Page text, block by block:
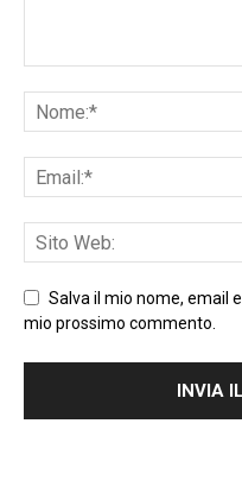
Salva il mio nome, email
mio prossimo commento.